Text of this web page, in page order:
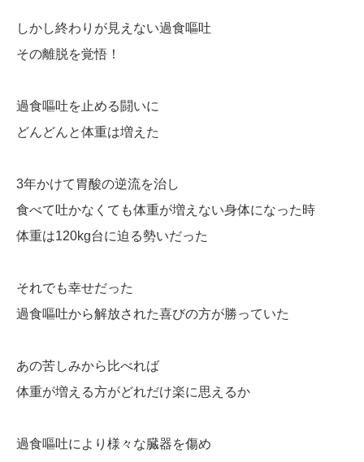
しかし終わりが見えない過食嘔吐
その離脱を覚悟！
過食嘔吐を止める闘いに
どんどんと体重は増えた
3年かけて胃酸の逆流を治し
食べて吐かなくても体重が増えない身体になった時
体重は120kg台に迫る勢いだった
それでも幸せだった
過食嘔吐から解放された喜びの方が勝っていた
あの苦しみから比べれば
体重が増える方がどれだけ楽に思えるか
過食嘔吐により様々な臓器を傷め